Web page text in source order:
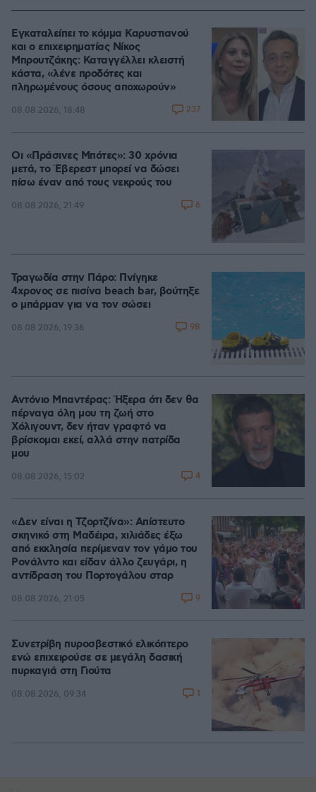
Εγκαταλείπει το κόμμα Καρυστιανού
και ο επιχειρηματίας Νίκος
Μπρουτζάκης: Καταγγέλλει κλειστή
κάστα, «λένε προδότες και
πληρωμένους όσους αποχωρούν»
08.08.2026, 18:48 237
Οι «Πράσινες Μπότες»: 30 χρόνια
μετά, το Έβερεστ μπορεί να δώσει
πίσω έναν από τους νεκρούς του
08.08.2026, 21:49 6
Τραγωδία στην Πάρο: Πνίγηκε
4χρονος σε πισίνα beach bar, βούτηξε
ο μπάρμαν για να τον σώσει
08.08.2026, 19:36 98
Αντόνιο Μπαντέρας: Ήξερα ότι δεν θα
πέρναγα όλη μου τη ζωή στο
Χόλιγουντ, δεν ήταν γραφτό να
βρίσκομαι εκεί, αλλά στην πατρίδα
μου
08.08.2026, 15:02 4
«Δεν είναι η Τζορτζίνα»: Απίστευτο
σκηνικό στη Μαδέιρα, χιλιάδες έξω
από εκκλησία περίμεναν τον γάμο του
Ρονάλντο και είδαν άλλο ζευγάρι, η
αντίδραση του Πορτογάλου σταρ
08.08.2026, 21:05 9
Συνετρίβη πυροσβεστικό ελικόπτερο
ενώ επιχειρούσε σε μεγάλη δασική
πυρκαγιά στη Γιούτα
08.08.2026, 09:34 1